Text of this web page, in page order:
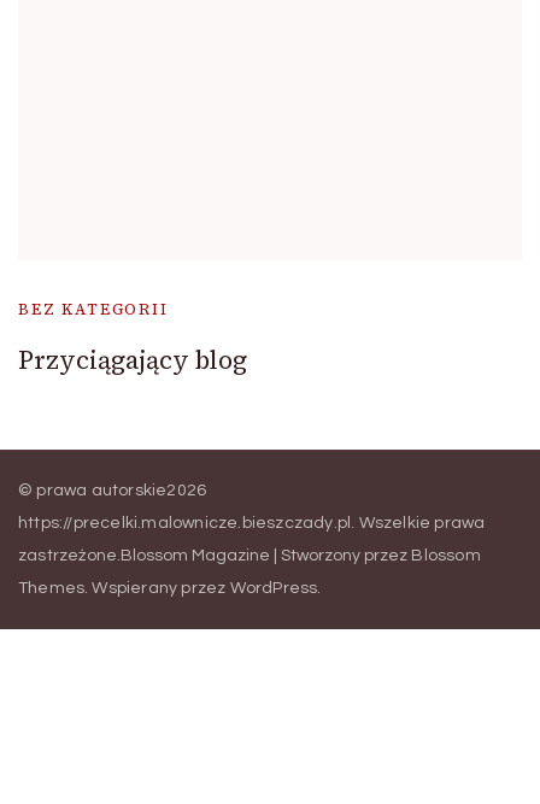
BEZ KATEGORII
Przyciągający blog
© prawa autorskie2026
https://precelki.malownicze.bieszczady.pl . Wszelkie prawa
zastrzeżone. Blossom Magazine | Stworzony przez Blossom
Themes. Wspierany przez WordPress.